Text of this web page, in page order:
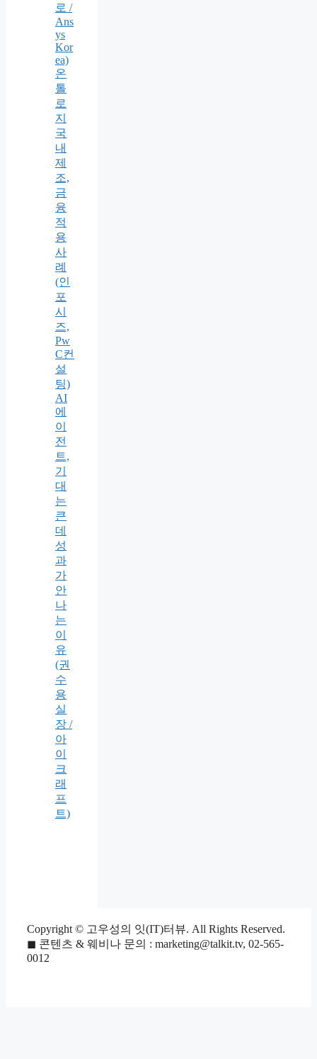
로 /
Ans
ys
Kor
ea)
온
톨
로
지
국
내
제
조,
금
융
적
용
사
례
(인
포
시
즈,
Pw
C컨
설
팅)
AI
에
이
전
트,
기
대
는
큰
데
성
과
가
안
나
는
이
유
(권
수
용
실
장 /
아
이
크
래
프
트)
Copyright © 고우성의 잇(IT)터뷰. All Rights Reserved.
◼ 콘텐츠 & 웨비나 문의 : marketing@talkit.tv, 02-565-
0012